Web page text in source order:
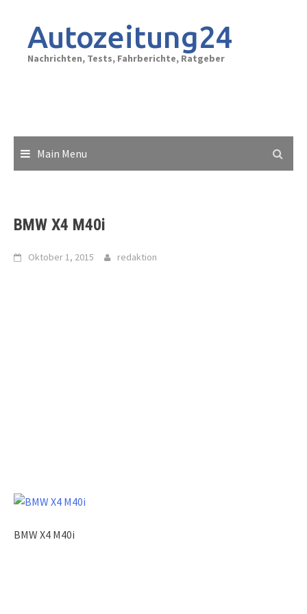
contentAutozeitung24
Nachrichten, Tests, Fahrberichte, Ratgeber
Main Menu
BMW X4 M40i
Oktober 1, 2015 redaktion
BMW X4 M40i